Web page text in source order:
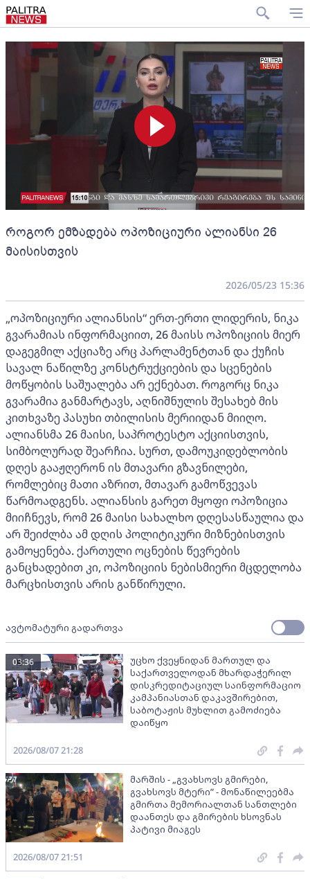
როგორ ემზადება ოპოზიციური ალიანსი 26
მაისისთვის
2026/05/23 15:36
„ოპოზიციური ალიანსის“ ერთ-ერთი ლიდერის, ნიკა
გვარამიას ინფორმაციით, 26 მაისს ოპოზიციის მიერ
დაგეგმილ აქციაზე არც პარლამენტთან და ქუჩის
სავალ ნაწილზე კონსტრუქციების და სცენების
მოწყობის საშუალება არ ექნებათ. როგორც ნიკა
გვარამია განმარტავს, აღნიშნულის შესახებ მის
კითხვაზე პასუხი თბილისის მერიიდან მიიღო.
ალიანსმა 26 მაისი, საპროტესტო აქციისთვის,
სიმბოლურად შეარჩია. სურთ, დამოუკიდებლობის
დღეს გააჟღერონ ის მთავარი გზავნილები,
რომლებიც მათი აზრით, მთავარ გამოწვევას
წარმოადგენს. ალიანსის გარეთ მყოფი ოპოზიცია
მიიჩნევს, რომ 26 მაისი სახალხო დღესასწაულია და
არ შეიძლბა ამ დღის პოლიტიკური მიზნებისთვის
გამოყენება. ქართული ოცნების წევრების
განცხადებით კი, ოპოზიციის ნებისმიერი მცდელობა
მარცხისთვის არის განწირული.
ავტომატური გადართვა
უცხო ქვეყნიდან მართულ და
საქართველოდან მხარდაჭერილ
დისკრედიტაციულ საინფორმაციო
კამპანიასთან დაკავშირებით,
საბოტაჟის მუხლით გამოძიება
დაიწყო
03:36
2026/08/07 21:28
მარშის - „გვახსოვს გმირები,
გვახსოვს მტერი” - მონაწილეებმა
გმირთა მემორიალთან სანთლები
დაანთეს და გმირების ხსოვნას
პატივი მიაგეს
2026/08/07 21:51